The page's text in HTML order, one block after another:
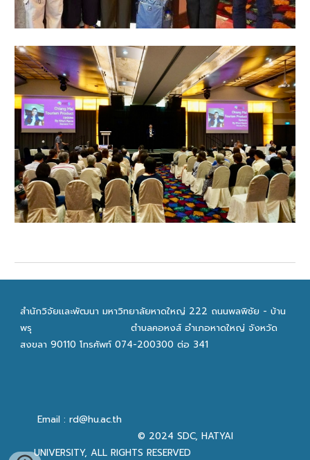
สำนักวิจัยเเละพัฒนา มหาวิทยาลัยหาดใหญ่ 222 ถนนพลพิชัย - บ้าน
พรุ
ตำบลคอหงส์ อำเภอหาดใหญ่ จังหวัด
สงขลา 90110 โทรศัพท์ 074-200300 ต่อ 341
Email : rd@hu.ac.th
© 2024 SDC, HATYAI
UNIVERSITY, ALL RIGHTS RESERVED